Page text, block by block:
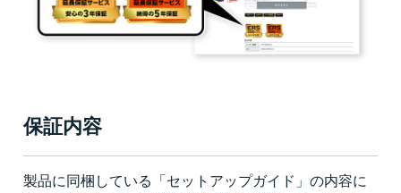
保証内容
製品に同梱している「セットアップガイド」の内容に